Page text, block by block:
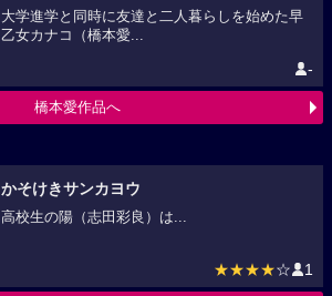
大学進学と同時に友達と二人暮らしを始めた早
乙女カナコ（橋本愛...
-
橋本愛作品へ
かそけきサンカヨウ
高校生の陽（志田彩良）は...
★★★★☆ 1